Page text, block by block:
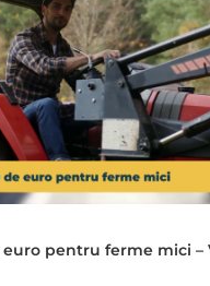
euro pentru ferme mici –